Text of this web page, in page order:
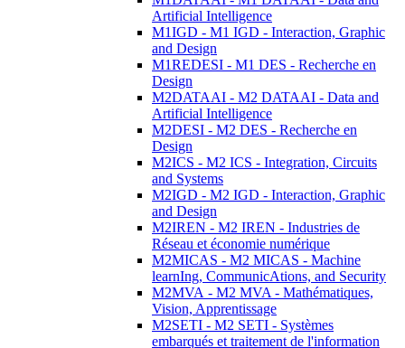
Artificial Intelligence
M1IGD - M1 IGD - Interaction, Graphic
and Design
M1REDESI - M1 DES - Recherche en
Design
M2DATAAI - M2 DATAAI - Data and
Artificial Intelligence
M2DESI - M2 DES - Recherche en
Design
M2ICS - M2 ICS - Integration, Circuits
and Systems
M2IGD - M2 IGD - Interaction, Graphic
and Design
M2IREN - M2 IREN - Industries de
Réseau et économie numérique
M2MICAS - M2 MICAS - Machine
learnIng, CommunicAtions, and Security
M2MVA - M2 MVA - Mathématiques,
Vision, Apprentissage
M2SETI - M2 SETI - Systèmes
embarqués et traitement de l'information